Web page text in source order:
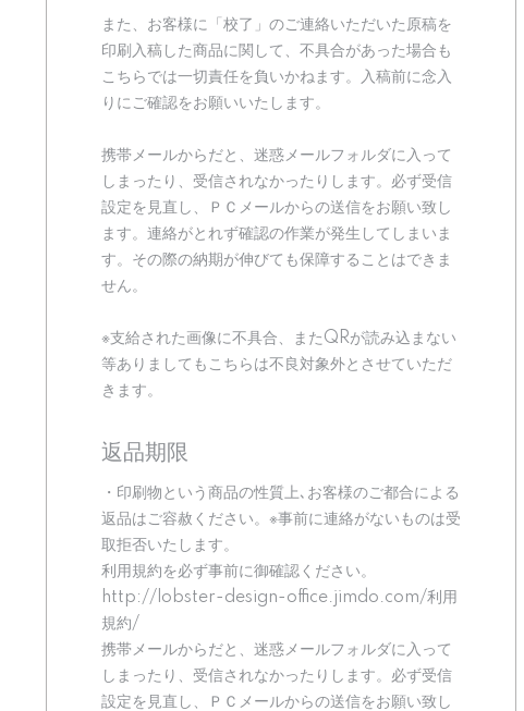
また、お客様に「校了」のご連絡いただいた原稿を
印刷入稿した商品に関して、不具合があった場合も
こちらでは一切責任を負いかねます。入稿前に念入
りにご確認をお願いいたします。
携帯メールからだと、迷惑メールフォルダに入って
しまったり、受信されなかったりします。必ず受信
設定を見直し、ＰＣメールからの送信をお願い致し
ます。連絡がとれず確認の作業が発生してしまいま
す。その際の納期が伸びても保障することはできま
せん。
※支給された画像に不具合、またQRが読み込まない
等ありましてもこちらは不良対象外とさせていただ
きます。
返品期限
・印刷物という商品の性質上､お客様のご都合による
返品はご容赦ください。※事前に連絡がないものは受
取拒否いたします。
利用規約を必ず事前に御確認ください。
http://lobster-design-office.jimdo.com/利用
規約/
携帯メールからだと、迷惑メールフォルダに入って
しまったり、受信されなかったりします。必ず受信
設定を見直し、ＰＣメールからの送信をお願い致し